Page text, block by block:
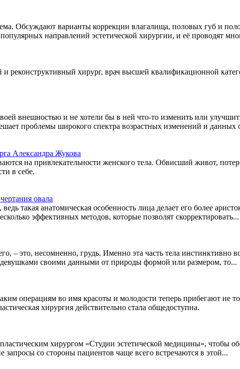
Обсуждают варианты коррекции влагалища, половых губ и
направлений эстетической хирургии, и её проводят
реконструктивный хирург, врач высшей квалификационной
внешностью и не хотели бы в ней что-то изменить или
проблемы широкого спектра возрастных изменений и данных
Александра Жукова
на привлекательности женского тела. Обвисший живот,
в себе.
овала
такая анатомическая особенность лица делает его более
эффективных методов, которые позволят скорректировать...
– это, несомненно, грудь. Именно эта часть тела инстинктивно
девушками своими данными от природы формой или размером, то...
операциям во имя красоты и молодости теперь прибегают не
хирургия действительно стала общедоступна.
хирургом «Студии эстетической медицины», чтобы
со стороны пациентов чаще всего встречаются в этой...